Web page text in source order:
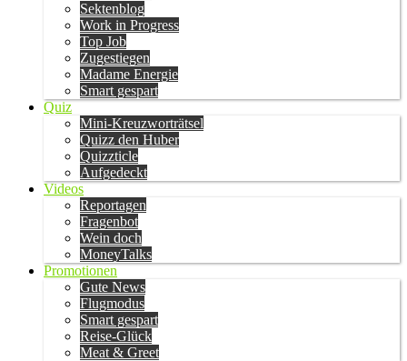
Sektenblog
Work in Progress
Top Job
Zugestiegen
Madame Energie
Smart gespart
Quiz
Mini-Kreuzworträtsel
Quizz den Huber
Quizzticle
Aufgedeckt
Videos
Reportagen
Fragenbot
Wein doch
MoneyTalks
Promotionen
Gute News
Flugmodus
Smart gespart
Reise-Glück
Meat & Greet